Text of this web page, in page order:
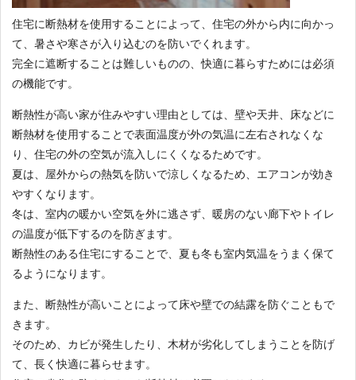
住宅に断熱材を使用することによって、住宅の外から内に向かっ
て、暑さや寒さが入り込むのを防いでくれます。
完全に遮断することは難しいものの、快適に暮らすためには必須
の機能です。
断熱性が高い家が住みやすい理由としては、壁や天井、床などに
断熱材を使用することで表面温度が外の気温に左右されなくな
り、住宅の外の空気が流入しにくくなるためです。
夏は、屋外からの熱気を防いで涼しくなるため、エアコンが効き
やすくなります。
冬は、室内の暖かい空気を外に逃さず、暖房のない廊下やトイレ
の温度が低下するのを防ぎます。
断熱性のある住宅にすることで、夏も冬も室内気温をうまく保て
るようになります。
また、断熱性が高いことによって床や壁での結露を防ぐこともで
きます。
そのため、カビが発生したり、木材が劣化してしまうことを防げ
て、長く快適に暮らせます。